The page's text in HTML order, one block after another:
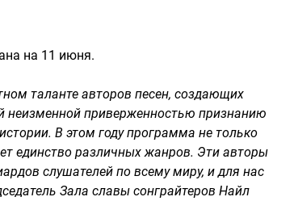
на 11 июня.
таланте авторов песен, создающих
приверженностью признанию
В этом году программа не только
единство различных жанров. Эти авторы
слушателей по всему миру, и для нас
Зала славы сонграйтеров Найл